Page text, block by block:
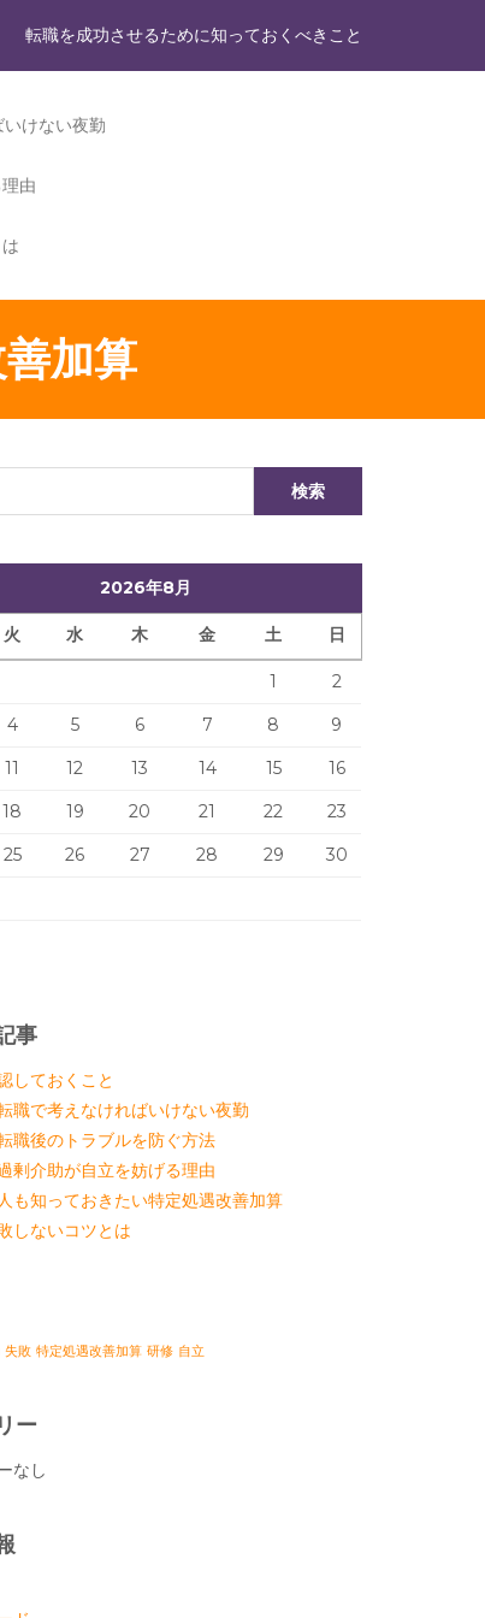
転職を成功させるために知っておくべきこと
けない夜勤
由
加算
2026年8月
火 水 木 金 土 日
1
2
4 5 6 7 8
9
11 12 13 14 15
16
18 19 20 21 22
23
25 26 27 28 29
30
事
しておくこと
職で考えなければいけない夜勤
職後のトラブルを防ぐ方法
剰介助が自立を妨げる理由
も知っておきたい特定処遇改善加算
しないコツとは
失敗 特定処遇改善加算 研修 自立
ー
なし